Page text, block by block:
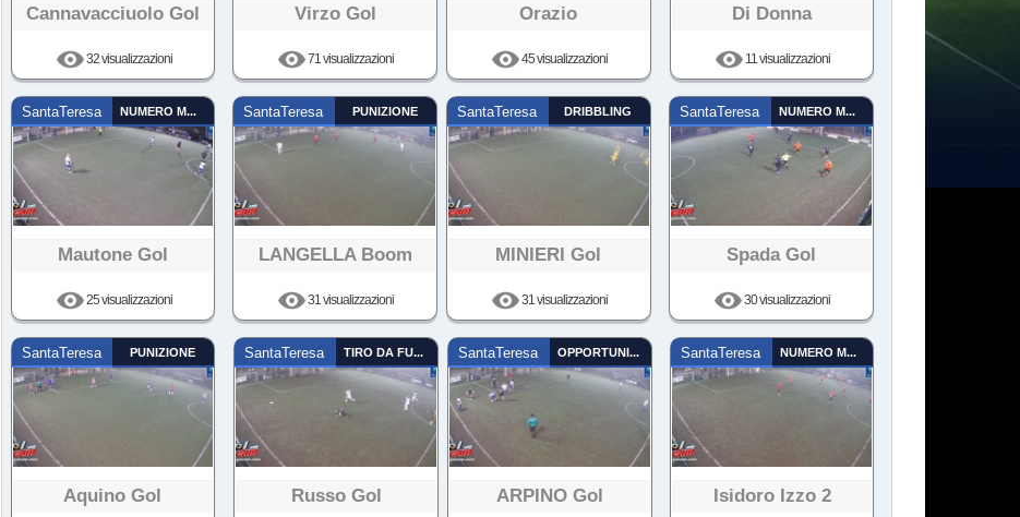
Cannavacciuolo Gol
32 visualizzazioni
Virzo Gol
71 visualizzazioni
Orazio
45 visualizzazioni
Di Donna
11 visualizzazioni
SantaTeresa NUMERO MAGICO
Mautone Gol
25 visualizzazioni
SantaTeresa PUNIZIONE
LANGELLA Boom
31 visualizzazioni
SantaTeresa DRIBBLING
MINIERI Gol
31 visualizzazioni
SantaTeresa NUMERO MAGICO
Spada Gol
30 visualizzazioni
SantaTeresa PUNIZIONE
Aquino Gol
SantaTeresa TIRO DA FUORI
Russo Gol
SantaTeresa OPPORTUNISTA
ARPINO Gol
SantaTeresa NUMERO MAGICO
Isidoro Izzo 2